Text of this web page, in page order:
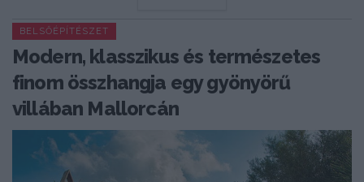
BELSŐÉPÍTÉSZET
Modern, klasszikus és természetes
finom összhangja egy gyönyörű
villában Mallorcán